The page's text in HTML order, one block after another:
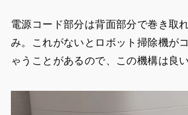
電源コード部分は背面部分で巻き取
み。これがないとロボット掃除機が
ゃうことがあるので、この機構は良い